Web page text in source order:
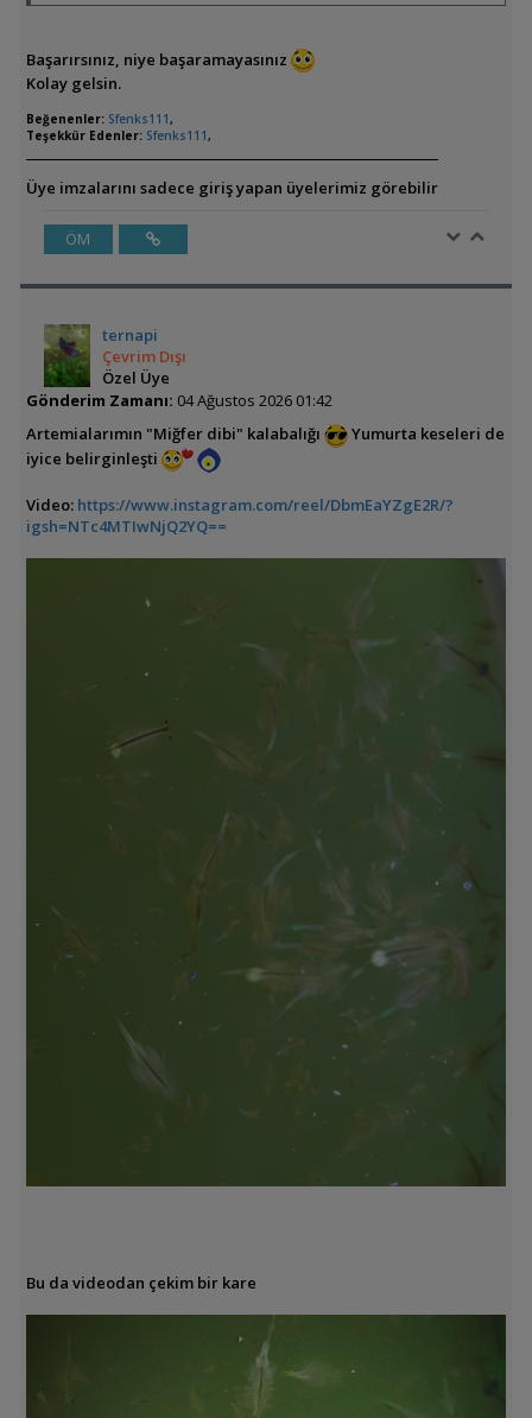
Başarırsınız, niye başaramayasınız
Kolay gelsin.
Beğenenler: Sfenks111,
Teşekkür Edenler: Sfenks111,
Üye imzalarını sadece giriş yapan üyelerimiz görebilir
ÖM
ternapi
Çevrim Dışı
Özel Üye
Gönderim Zamanı: 04 Ağustos 2026 01:42
Artemialarımın "Miğfer dibi" kalabalığı
Yumurta keseleri de
iyice belirginleşti
Video: https://www.instagram.com/reel/DbmEaYZgE2R/?
igsh=NTc4MTIwNjQ2YQ==
Bu da videodan çekim bir kare